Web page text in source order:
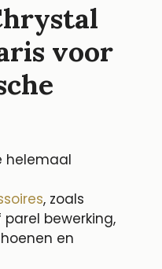
voor
helemaal
, zoals
bewerking,
en